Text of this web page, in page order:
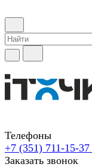
Телефоны
+7 (351) 711-15-37
Заказать звонок